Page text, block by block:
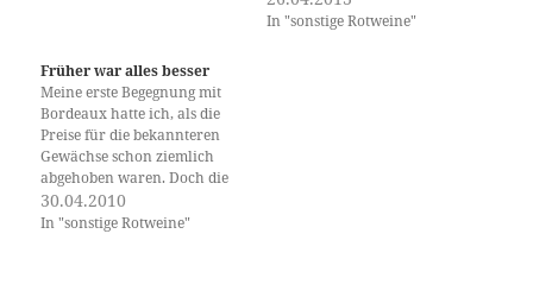
habe…
In "sonstige Rotweine"
Früher war alles besser
Meine erste Begegnung mit
Bordeaux hatte ich, als die
Preise für die bekannteren
Gewächse schon ziemlich
abgehoben waren. Doch die
immer wieder aufkeimende
Diskussion um die Frage, ob
30.04.2010
In "sonstige Rotweine"